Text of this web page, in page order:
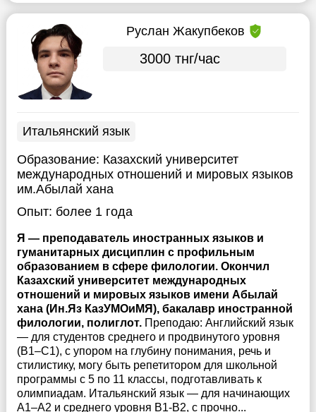
Руслан Жакупбеков
3000 тнг/час
Итальянский язык
Образование: Казахский университет
международных отношений и мировых языков
им.Абылай хана
Опыт: более 1 года
Я — преподаватель иностранных языков и
гуманитарных дисциплин с профильным
образованием в сфере филологии. Окончил
Казахский университет международных
отношений и мировых языков имени Абылай
хана (Ин.Яз КазУМОиМЯ), бакалавр иностранной
филологии, полиглот. Преподаю: Английский язык
— для студентов среднего и продвинутого уровня
(B1–C1), с упором на глубину понимания, речь и
стилистику, могу быть репетитором для школьной
программы с 5 по 11 классы, подготавливать к
олимпиадам. Итальянский язык — для начинающих
A1–A2 и среднего уровня B1-B2, с прочно...